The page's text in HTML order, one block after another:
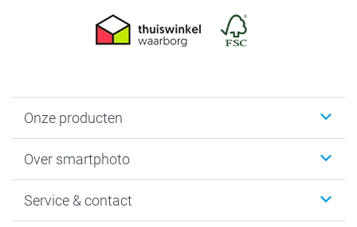
Onze producten
Fotoboeken
Fotocadeaus
Over smartphoto
Vacatures
Service & contact